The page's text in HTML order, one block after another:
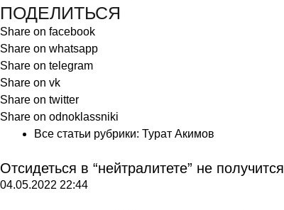
ПОДЕЛИТЬСЯ
Share on facebook
Share on whatsapp
Share on telegram
Share on vk
Share on twitter
Share on odnoklassniki
Все статьи рубрики: Турат Акимов
Отсидеться в “нейтралитете” не получится
04.05.2022 22:44